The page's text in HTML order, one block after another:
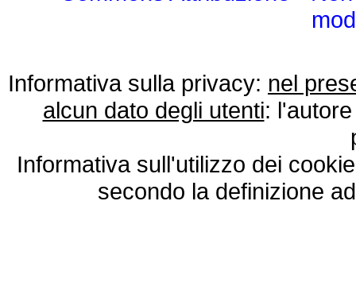
Informativa sulla privacy: nel
alcun dato degli utenti:
Informativa sull'utilizzo dei
secondo la definizione